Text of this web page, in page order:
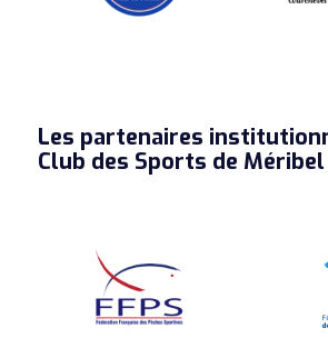
Les partenaires
Club des Sports de Méribel